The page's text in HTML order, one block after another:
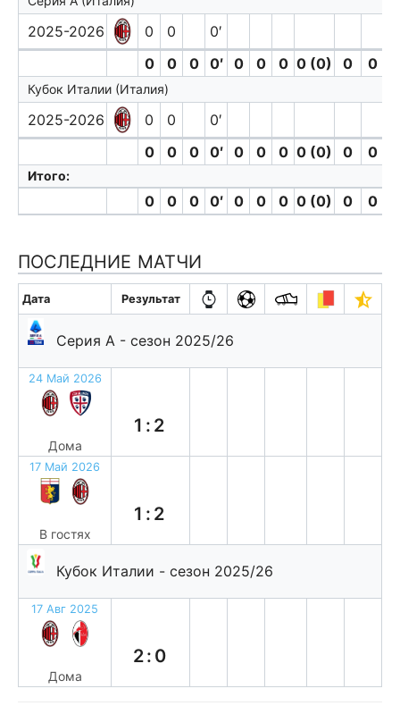
2025-2026 0 0
0′
0
0 0 0′ 0 0 0 0 (0) 0 0
Кубок Италии (Италия)
2025-2026 0 0
0′
0
0 0 0′ 0 0 0 0 (0) 0 0
Итого:
0 0 0 0′ 0 0 0 0 (0) 0 0
ПОСЛЕДНИЕ МАТЧИ
Дата Результат
Серия А - сезон 2025/26
24 Май 2026
Дома
1:2
17 Май 2026
В гостях
1:2
Кубок Италии - сезон 2025/26
17 Авг 2025
Дома
2:0